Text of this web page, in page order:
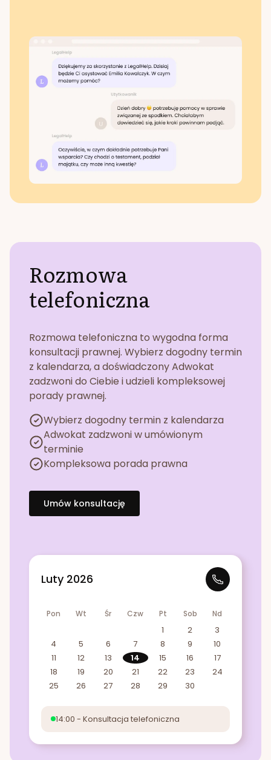
Rozmowa
telefoniczna
Rozmowa telefoniczna to wygodna forma
konsultacji prawnej. Wybierz dogodny termin
z kalendarza, a doświadczony Adwokat
zadzwoni do Ciebie i udzieli kompleksowej
porady prawnej.
Wybierz dogodny termin z kalendarza
Adwokat zadzwoni w umówionym
terminie
Kompleksowa porada prawna
Umów konsultację
Luty 2026
Pon Wt Śr Czw Pt Sob Nd
1 2
3
4
5 6 7 8 9
10
11
12 13 14 15 16
17
18
19 20 21 22 23
24
25
26 27 28 29 30
14:00 - Konsultacja telefoniczna